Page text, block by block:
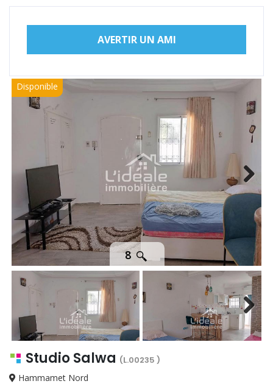
AVERTIR UN AMI
Disponible
8
Next
Next
Studio Salwa (L.00235 )
Hammamet Nord